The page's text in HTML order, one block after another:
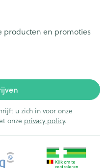
producten en promoties
u zich in voor onze
onze privacy policy.